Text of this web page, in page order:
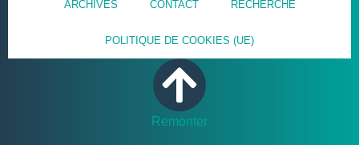
ARCHIVES CONTACT RECHERCHE
POLITIQUE DE COOKIES (UE)
Remonter